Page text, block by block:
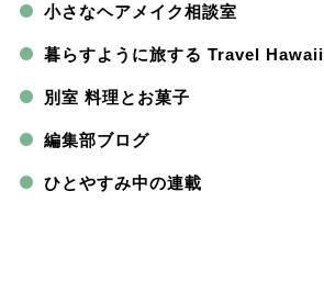
小さなヘアメイク相談室
暮らすように旅する Travel Hawaii
別室 料理とお菓子
編集部ブログ
ひとやすみ中の連載